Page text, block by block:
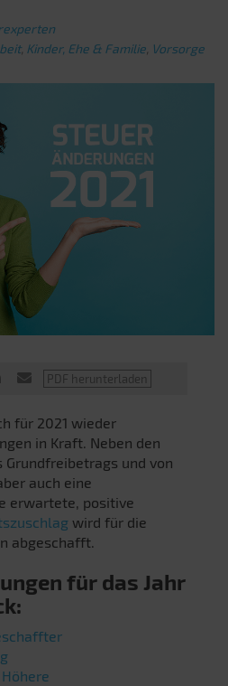
, Kinder, Ehe & Familie Vorsorge
für 2021 wieder
in Kraft. Neben den
Grundfreibetrags und von
auch eine
erwartete, positive
wird für die
abgeschafft.
für das Jahr